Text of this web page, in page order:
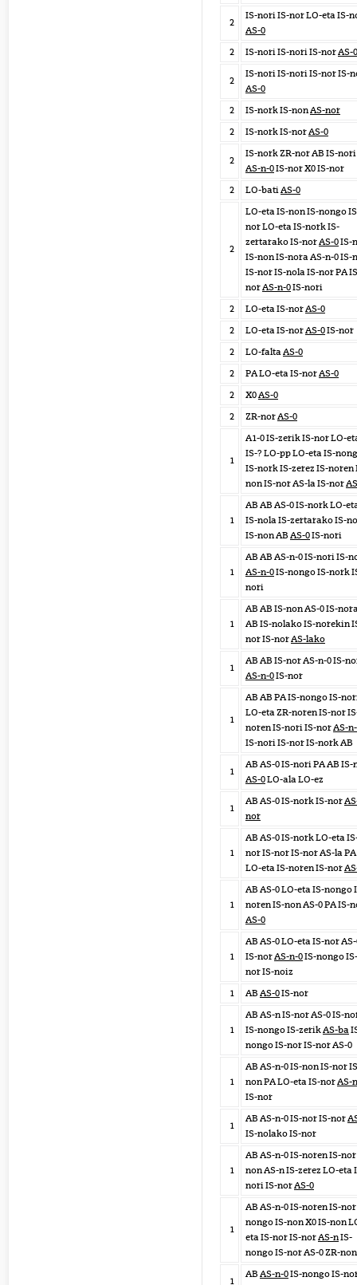
2
IS-nori IS-nor LO-eta IS-
AS-0
2
IS-nori IS-nori IS-norAS-0
2
IS-nori IS-nori IS-nor IS-
AS-0
2
IS-nork IS-nonAS-nor
2
IS-nork IS-norAS-0
2
IS-nork ZR-nor AB IS-nori
AS-n-0IS-nor X0 IS-nor
2
LO-batiAS-0
2
LO-eta IS-non IS-nongo
nor LO-eta IS-nork IS-
zertarako IS-norAS-0IS-
IS-non IS-nora AS-n-0 IS-
IS-nor IS-nola IS-nor PA
norAS-n-0IS-nori
2
LO-eta IS-norAS-0
2
LO-eta IS-norAS-0IS-nor
2
LO-faltaAS-0
2
PA LO-eta IS-norAS-0
2
X0AS-0
2
ZR-norAS-0
1
A1-0 IS-zerik IS-nor LO-
IS-? LO-pp LO-eta IS-
IS-nork IS-zerez IS-noren
non IS-nor AS-la IS-nor
1
AB AB AS-0 IS-nork LO-
IS-nola IS-zertarako IS-
IS-non AB AS-0IS-nori
1
AB AB AS-n-0 IS-nori IS-
AS-n-0IS-nongo IS-nork
nori
1
AB AB IS-non AS-0 IS-
AB IS-nolako IS-norekin
nor IS-norAS-lako
1
AB AB IS-nor AS-n-0 IS-
AS-n-0IS-nor
1
AB AB PA IS-nongo IS-
LO-eta ZR-noren IS-nor
noren IS-nori IS-norAS-
IS-nori IS-nor IS-nork AB
1
AB AS-0 IS-nori PA AB IS-
AS-0LO-ala LO-ez
1
AB AS-0 IS-nork IS-nor
nor
1
AB AS-0 IS-nork LO-eta
nor IS-nor IS-nor AS-la PA
LO-eta IS-noren IS-nor
1
AB AS-0 LO-eta IS-nongo
noren IS-non AS-0 PA IS-
AS-0
1
AB AS-0 LO-eta IS-nor
IS-norAS-n-0IS-nongo IS-
nor IS-noiz
1
AB AS-0IS-nor
1
AB AS-n IS-nor AS-0 IS-
IS-nongo IS-zerikAS-ba
nongo IS-nor IS-nor AS-0
1
AB AS-n-0 IS-non IS-nor
non PA LO-eta IS-norAS-
IS-nor
1
AB AS-n-0 IS-nor IS-nor
IS-nolako IS-nor
1
AB AS-n-0 IS-noren IS-
non AS-n IS-zerez LO-eta
nori IS-norAS-0
1
AB AS-n-0 IS-noren IS-
nongo IS-non X0 IS-non
eta IS-nor IS-norAS-nIS-
nongo IS-nor AS-0 ZR-non
1
AB AS-n-0IS-nongo IS-